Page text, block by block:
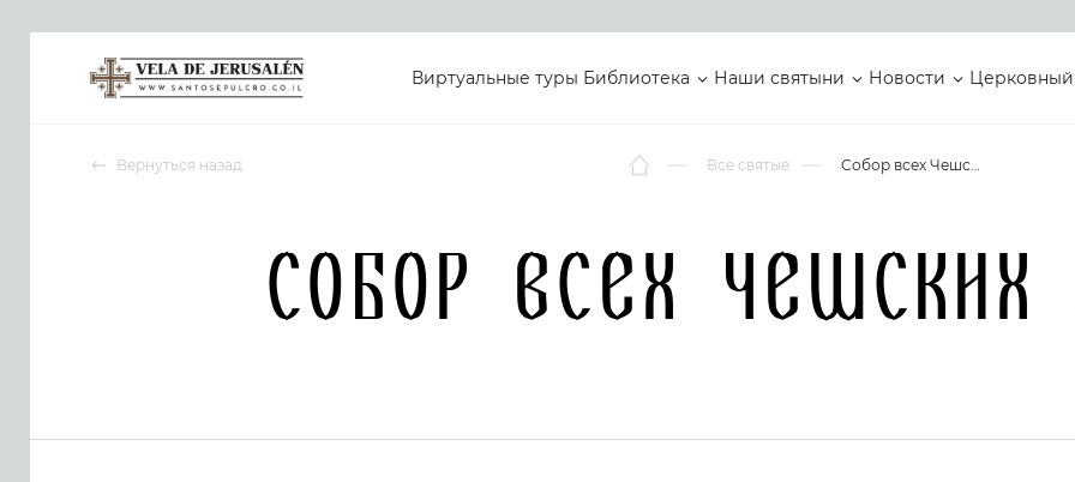
Виртуальные туры Библиотека Наши святыни Новости Церковный
Вернуться назад Все святые Собор всех Чешских святых
Собор всех Чешских